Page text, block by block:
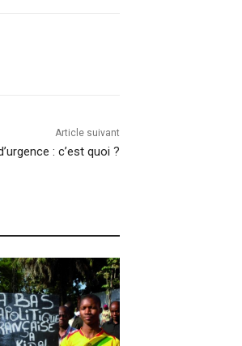
Article suivant
: c’est quoi ?